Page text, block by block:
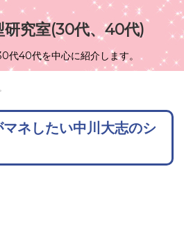
研究室(30代、40代)
代40代を中心に紹介します。
ネしたい中川大志のシ